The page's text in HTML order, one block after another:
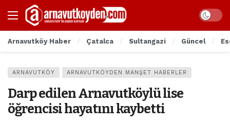
Arnavutköy Haber Çatalca Sultangazi Güncel
ARNAVUTKÖY ARNAVUTKÖYDEN MANŞET HABERLER
Darp edilen Arnavutköylü lise
öğrencisi hayatını kaybetti